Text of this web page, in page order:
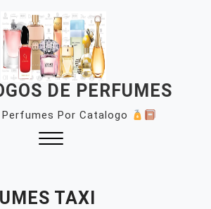
DE PERFUMES
Por Catalogo
TAXI